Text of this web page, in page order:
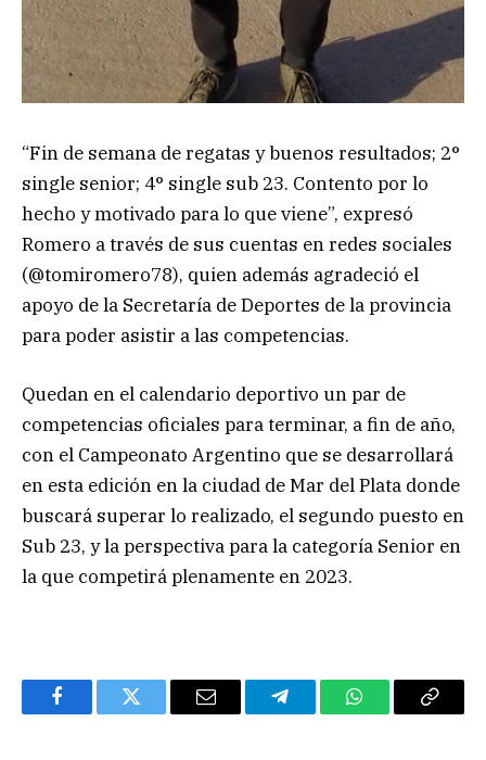
“Fin de semana de regatas y buenos resultados; 2°
single senior; 4° single sub 23. Contento por lo
hecho y motivado para lo que viene”, expresó
Romero a través de sus cuentas en redes sociales
(@tomiromero78), quien además agradeció el
apoyo de la Secretaría de Deportes de la provincia
para poder asistir a las competencias.
Quedan en el calendario deportivo un par de
competencias oficiales para terminar, a fin de año,
con el Campeonato Argentino que se desarrollará
en esta edición en la ciudad de Mar del Plata donde
buscará superar lo realizado, el segundo puesto en
Sub 23, y la perspectiva para la categoría Senior en
la que competirá plenamente en 2023.
FacebookTwitter Email TelegramWhatsAppCopy